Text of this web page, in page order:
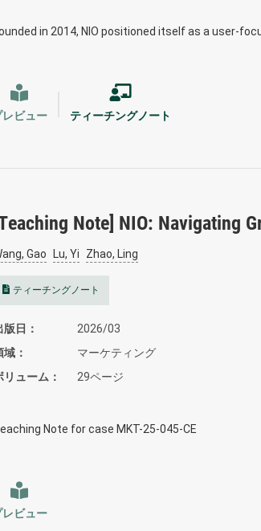
in 2014, NIO positioned itself as a user-
レビュー ティーチングノート
Note] NIO: Navigating
Gao Lu, Yi Zhao, Ling
ティーチングノート
版日
2026/03
域
マーケティング
リューム
29ページ
Note for case MKT-25-045-CE
レビュー